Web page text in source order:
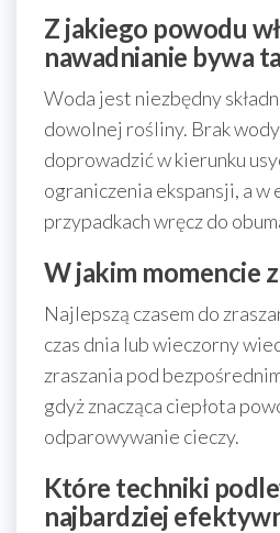
Z jakiego powodu
nawadnianie bywa
Woda jest niezbędny
dowolnej rośliny. Brak
doprowadzić w kierunku
ograniczenia ekspansji, a w
przypadkach wręcz do
W jakim momencie
Najlepszą czasem do
czas dnia lub wieczorny
zraszania pod
gdyż znacząca ciepłota
odparowywanie cieczy.
Które techniki
najbardziej